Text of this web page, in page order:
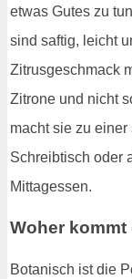
etwas Gutes zu
sind saftig, leicht
Zitrusgeschmack
Zitrone und nicht
macht sie zu
Schreibtisch oder
Mittagessen.
Woher kommt
Botanisch ist die